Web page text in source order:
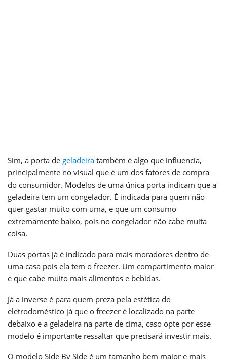
Sim, a porta de geladeira também é algo que influencia,
principalmente no visual que é um dos fatores de compra
do consumidor. Modelos de uma única porta indicam que a
geladeira tem um congelador. É indicada para quem não
quer gastar muito com uma, e que um consumo
extremamente baixo, pois no congelador não cabe muita
coisa.
Duas portas já é indicado para mais moradores dentro de
uma casa pois ela tem o freezer. Um compartimento maior
e que cabe muito mais alimentos e bebidas.
Já a inverse é para quem preza pela estética do
eletrodoméstico já que o freezer é localizado na parte
debaixo e a geladeira na parte de cima, caso opte por esse
modelo é importante ressaltar que precisará investir mais.
O modelo Side By Side é um tamanho bem maior e mais